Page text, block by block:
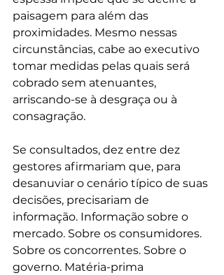
paisagem para além das
proximidades. Mesmo nessas
circunstâncias, cabe ao executivo
tomar medidas pelas quais será
cobrado sem atenuantes,
arriscando-se à desgraça ou à
consagração.
Se consultados, dez entre dez
gestores afirmariam que, para
desanuviar o cenário típico de suas
decisões, precisariam de
informação. Informação sobre o
mercado. Sobre os consumidores.
Sobre os concorrentes. Sobre o
governo. Matéria-prima